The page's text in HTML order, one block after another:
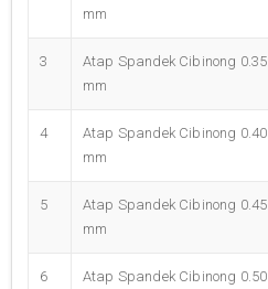
mm
3
Atap Spandek Cibinong 0.35
mm
4
Atap Spandek Cibinong 0.40
mm
5
Atap Spandek Cibinong 0.45
mm
6
Atap Spandek Cibinong 0.50